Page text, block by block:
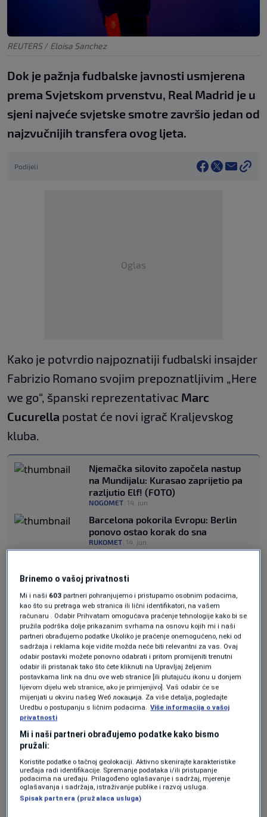
REUTERS / Eloisa Sanchez
Dok je pažnja fudbalske javnosti usmjerena
prema Svjetskom prvenstvu, Real Madrid je u
sjeni najveće svjetske smotre završio jedan od
najzvučnijih transfera ovog ljeta.
Podijeli
Oglas
Kako je potvrdio najpoznatiji fudbalski insajder
Fabrizio Romano svojim prepoznatljivim „Here
we go“, španski reprezentativac Marc
Cucurella postat će novi igrač Kraljevskog
kluba.
Njemačka silovito započela nastup
na Mundijalu: Kurasao zaprijetio pa
razljutio Elf! (FOTO)
NOGOMET 14. jun.
Barcelona pokorila Evropu: Berlin
ponovo ostao korak do sna
RUKOMET 14. jun.
NOGOMET |14. jun.
Sarajevo potvrdilo rastanak s
robusnim napadačem, karijeru će
nastaviti u Kini
NOGOMET|14. jun.
Romano je ovaj transfer opisao riječima
„još
jedna bomba niotkud“, naglašavajući da se
pregovori gotovo uopće nisu spominjali u
javnosti.
Mourinho dobio igrača
kojeg je želio
Brinemo o vašoj privatnosti
Mi i naši 603 partneri pohranjujemo i pristupamo osobnim podacima,
kao što su pretraga web stranica ili lični identifikatori, na vašem
računaru . Odabir Prihvatam omogućava praćenje tehnologije kako bi se
pružila podrška dolje prikazanim svrhama na osnovu kojih mi i naši
partneri obrađujemo podatke Ukoliko je praćenje onemogućeno, neki od
sadržaja i reklama koje vidite možda neće biti relevantni za vas. Ovaj
odabir postavki možete ponovno odabrati i pritom promijeniti trenutni
odabir ili pristanak tako što ćete kliknuti na Upravljaj željenim
postavkama link na dnu ove web stranice [ili plutajuću ikonu u donjem
lijevom dijelu web stranice, ako je primjenjivo]. Vaš odabir će se
mijenjati u okviru našeg Wеб локација. Za više detalja, pogledajte
Uredbu o postupanju s ličnim podacima. Više informacija o vašoj
privatnosti
Mi i naši partneri obrađujemo podatke kako bismo
pružali:
Koristite podatke o tačnoj geolokaciji. Aktivno skenirajte karakteristike
uređaja radi identifikacije. Spremanje podataka i/ili pristupanje
podacima na uređaju. Prilagođeno oglašavanje i sadržaj, mjerenje
oglašavanja i sadržaja, istraživanje publike i razvoj usluga.
Spisak partnera (pružalaca usluga)